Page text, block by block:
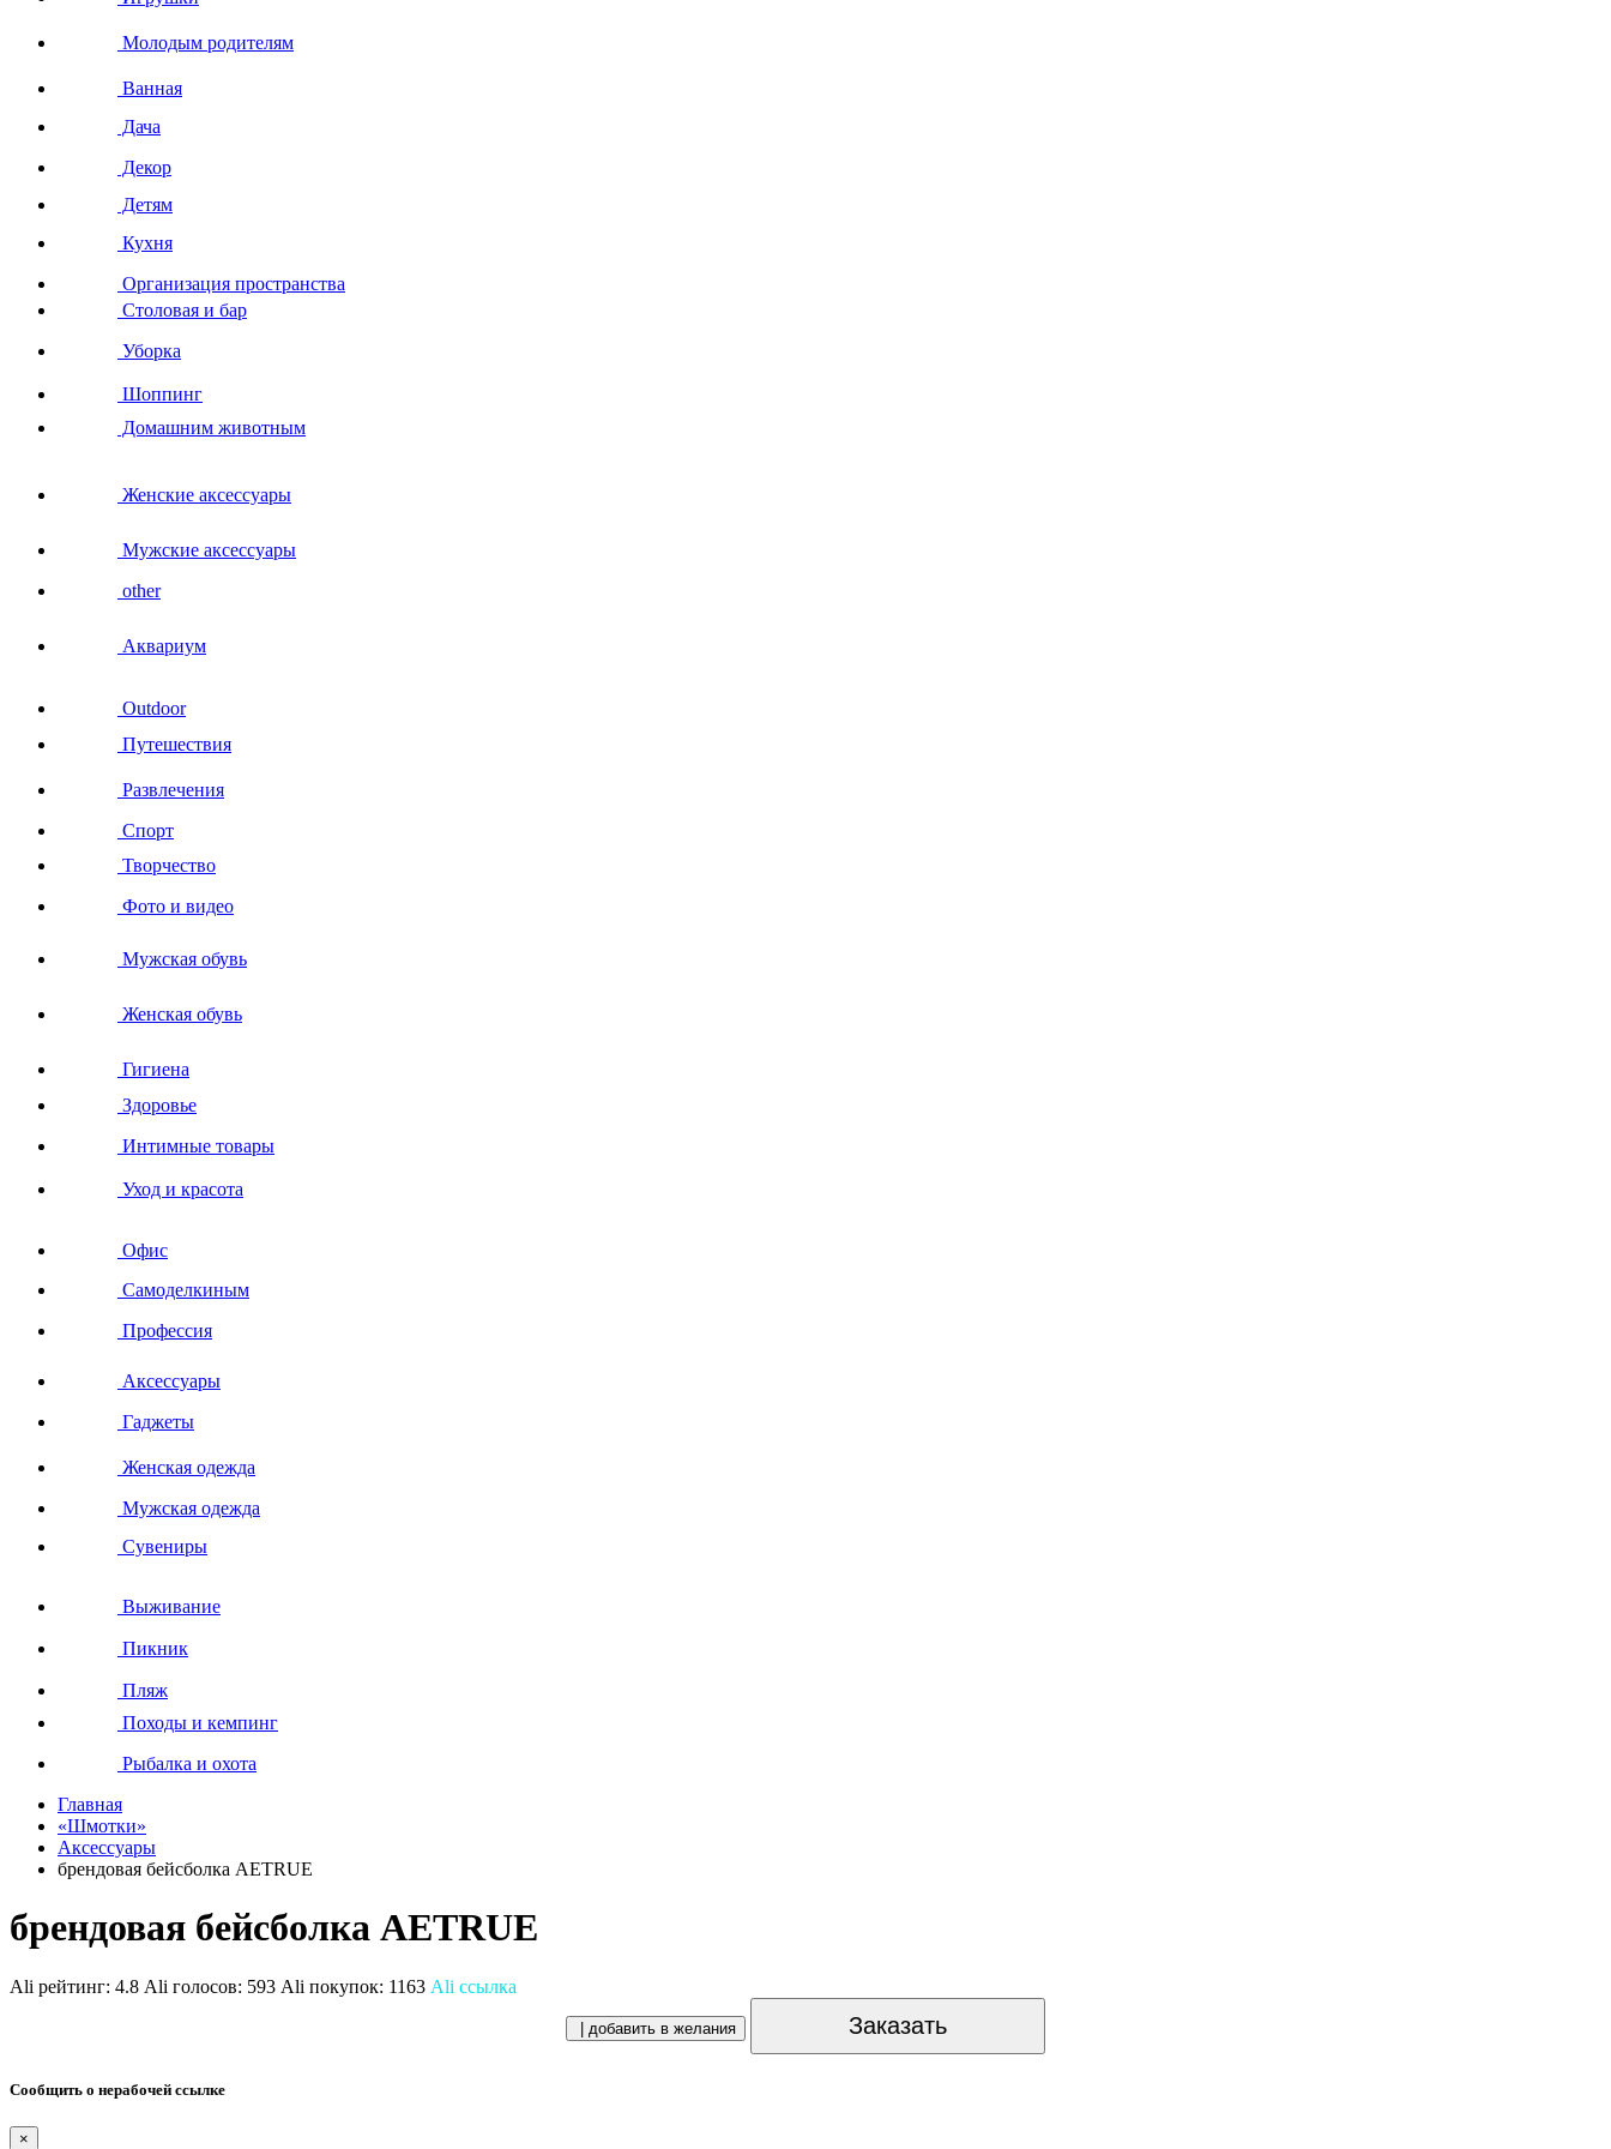
Молодым родителям
Ванная
Дача
Декор
Детям
Кухня
Организация пространства
Столовая и бар
Уборка
Шоппинг
Домашним животным
Женские аксессуары
Мужские аксессуары
other
Аквариум
Outdoor
Путешествия
Развлечения
Спорт
Творчество
Фото и видео
Мужская обувь
Женская обувь
Гигиена
Здоровье
Интимные товары
Уход и красота
Офис
Самоделкиным
Профессия
Аксессуары
Гаджеты
Женская одежда
Мужская одежда
Сувениры
Выживание
Пикник
Пляж
Походы и кемпинг
Рыбалка и охота
Главная
«Шмотки»
Аксессуары
брендовая бейсболка AETRUE
брендовая бейсболка AETRUE
Ali рейтинг: 4.8 Ali голосов: 593 Ali покупок: 1163 Ali ссылка
| добавить в желания Заказать
Сообщить о нерабочей ссылке
×